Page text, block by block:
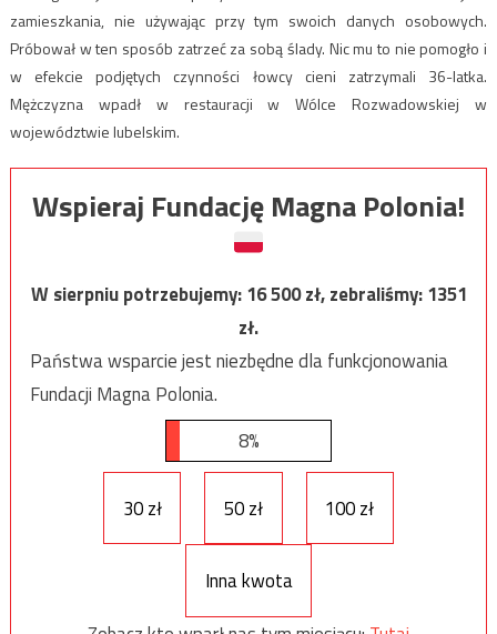
zamieszkania, nie używając przy tym swoich danych osobowych.
Próbował w ten sposób zatrzeć za sobą ślady. Nic mu to nie pomogło i
w efekcie podjętych czynności łowcy cieni zatrzymali 36-latka.
Mężczyzna wpadł w restauracji w Wólce Rozwadowskiej w
województwie lubelskim.
Wspieraj Fundację Magna Polonia!
W sierpniu potrzebujemy:16 500zł, zebraliśmy:1351
zł.
Państwa wsparcie jest niezbędne dla funkcjonowania
Fundacji Magna Polonia.
8%
30 zł 50 zł 100 zł
Inna kwota